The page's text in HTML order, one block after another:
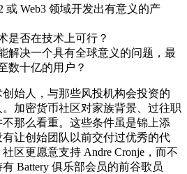
或 Web3 领域开发出有意义的产
是否在技术上可行？
解决一个具有全球意义的问题，最
数十亿的用户？
始人，与那些风投机构会投资的
。加密货币社区对家族背景、过往职
那么看重。这些条件虽是锦上添
让创始团队以前交付过优秀的代
区更愿意支持 Andre Cronje，而不
Battery 俱乐部会员的前谷歌员